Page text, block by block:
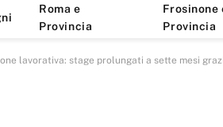
Roma e
Provincia
Frosinone
Provincia
lavorativa: stage prolungati a sette mesi